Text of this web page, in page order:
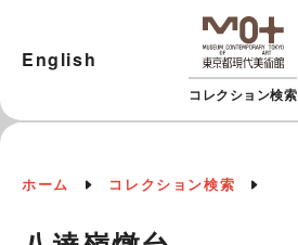
コレクション検索
English
ホーム コレクション検索